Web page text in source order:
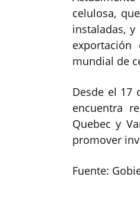
celulosa,
instaladas,
mundial de
Desde el 17
encuentra
Quebec y
promover
Fuente: